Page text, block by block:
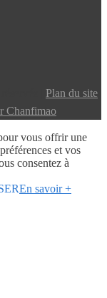
Plan du site
Chanfimao
vous offrir une
et vos
consentez à
En savoir +